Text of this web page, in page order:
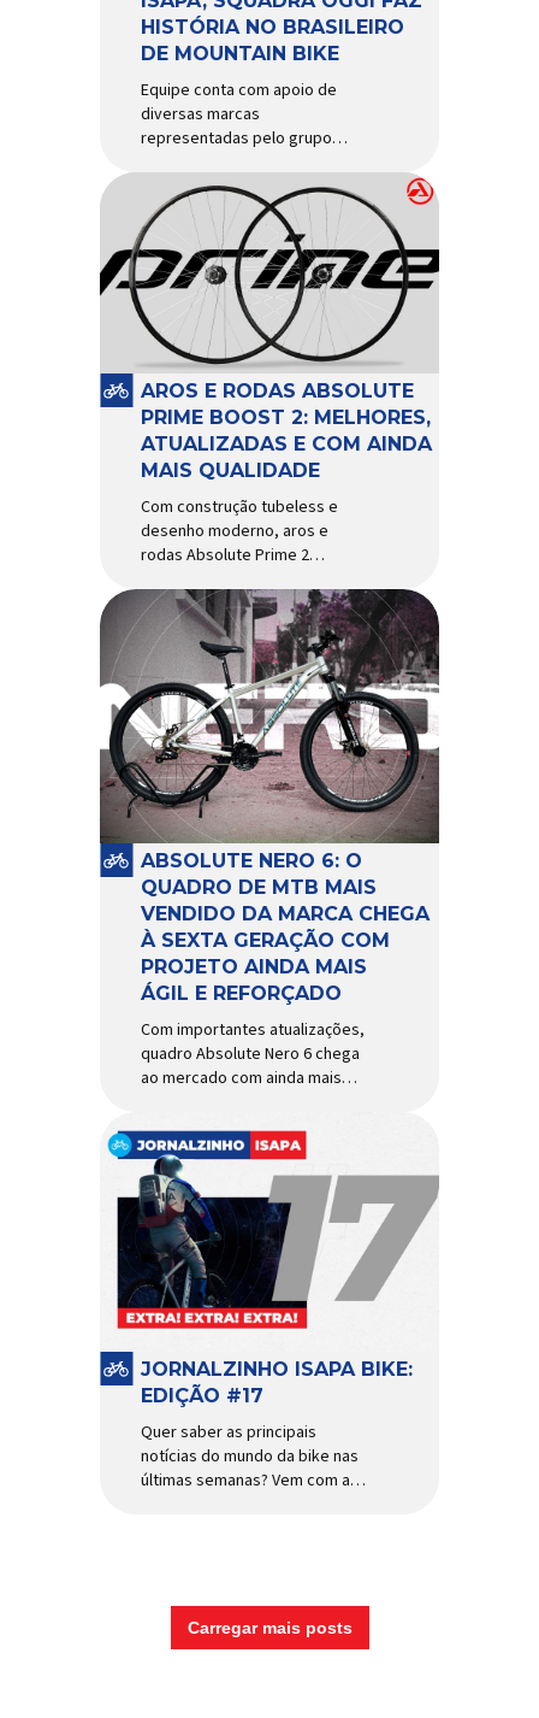
HISTÓRIA NO BRASILEIRO
DE MOUNTAIN BIKE
Equipe conta com apoio de
diversas marcas
representadas pelo grupo
Finish Lline, Park Tool, Protaper
e Zéfal Histórico. Assim pode
ser definida a participação da
Squadra Oggi no Campeonato
Brasileiro de Mountain Bike
2026, realizado em São José
dos Campos-SP entre os dias
23 e 26 de julho. Com cinco […]
AROS E RODAS ABSOLUTE
PRIME BOOST 2: MELHORES,
ATUALIZADAS E COM AINDA
MAIS QUALIDADE
Com construção tubeless e
desenho moderno, aros e
rodas Absolute Prime 2
diversas melhorias No
mercado brasileiro há alguns
anos, os aros e as rodas
Absolute Prime chegaram
como uma opção para pilotos
de cross country e trail em
busca de alto desempenho e
preço realmente competitivo.
Para isso, a marca […]
ABSOLUTE NERO 6: O
QUADRO DE MTB MAIS
VENDIDO DA MARCA CHEGA
À SEXTA GERAÇÃO COM
PROJETO AINDA MAIS
ÁGIL E REFORÇADO
Com importantes atualizações,
quadro Absolute Nero 6 chega
ao mercado com ainda mais
uso urbano e MTB recreacional
Um dos quadros de maior
sucesso do mercado de
bicicletas brasileiro chega em
nova versão: o
Absolute Nero 6, sexta geração
do quadro mais vendido da
marca nacional. Extremamente
popular para quem busca uma
JORNALZINHO ISAPA BIKE:
EDIÇÃO #17
Quer saber as principais
notícias do mundo da bike nas
últimas semanas? Vem com a
Carregar mais posts